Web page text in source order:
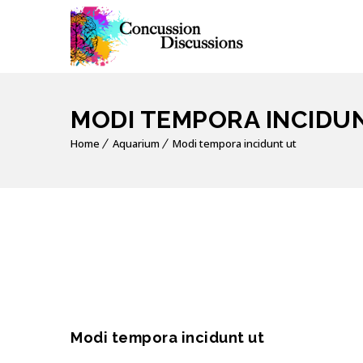
MODI TEMPORA
Home Aquarium Modi tempora incidunt ut
Modi tempora incidunt ut